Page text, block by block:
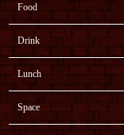
Food
Drink
Lunch
Space